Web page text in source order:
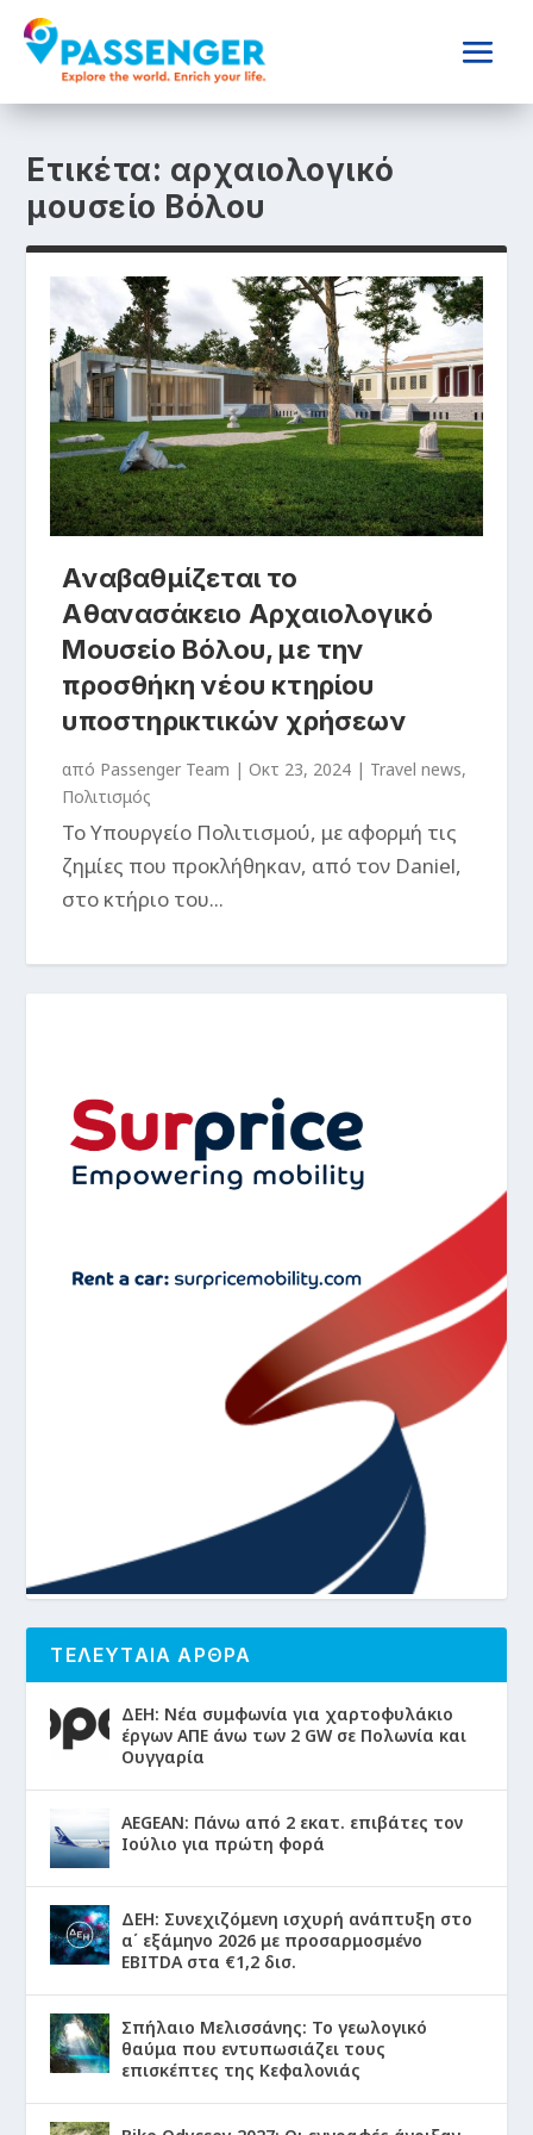
Ετικέτα: αρχαιολογικό
μουσείο Βόλου
Αναβαθμίζεται το
Αθανασάκειο Αρχαιολογικό
Μουσείο Βόλου, με την
προσθήκη νέου κτηρίου
υποστηρικτικών χρήσεων
από Passenger Team |Οκτ 23, 2024 | Travel news,
Πολιτισμός
Το Υπουργείο Πολιτισμού, με αφορμή τις
ζημίες που προκλήθηκαν, από τον Daniel,
στο κτήριο του...
ΤΕΛΕΥΤΑΙΑ ΑΡΘΡΑ
ΔΕΗ: Νέα συμφωνία για χαρτοφυλάκιο
έργων ΑΠΕ άνω των 2 GW σε Πολωνία και
Ουγγαρία
AEGEAN: Πάνω από 2 εκατ. επιβάτες τον
Ιούλιο για πρώτη φορά
ΔΕΗ: Συνεχιζόμενη ισχυρή ανάπτυξη στο
α΄ εξάμηνο 2026 με προσαρμοσμένο
EBITDA στα €1,2 δισ.
Σπήλαιο Μελισσάνης: Το γεωλογικό
θαύμα που εντυπωσιάζει τους
επισκέπτες της Κεφαλονιάς